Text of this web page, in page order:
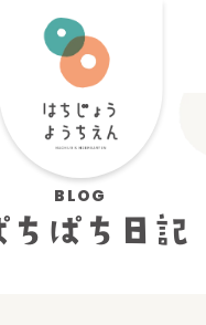
BLOG
ちぱち日記